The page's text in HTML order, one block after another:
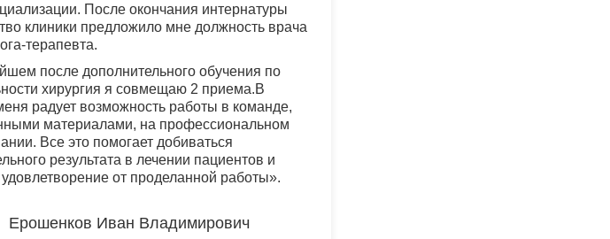
После окончания интернатуры
клиники предложило мне должность врача
терапевта.
после дополнительного обучения по
хирургия я совмещаю 2 приема.В
радует возможность работы в команде,
материалами, на профессиональном
Все это помогает добиваться
результата в лечении пациентов и
удовлетворение от проделанной работы».
Ерошенков Иван Владимирович